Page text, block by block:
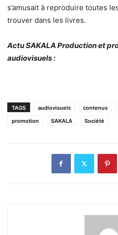
s’amusait à reproduire toutes
trouver dans les livres.
Actu SAKALA Production et
audiovisuels :
TAGS audiovisuels contenus
promotion
SAKALA Société